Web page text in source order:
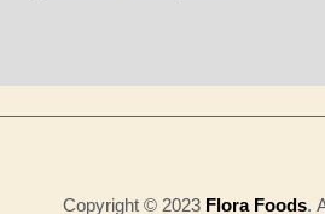
Copyright © 2023 Flora Foods.